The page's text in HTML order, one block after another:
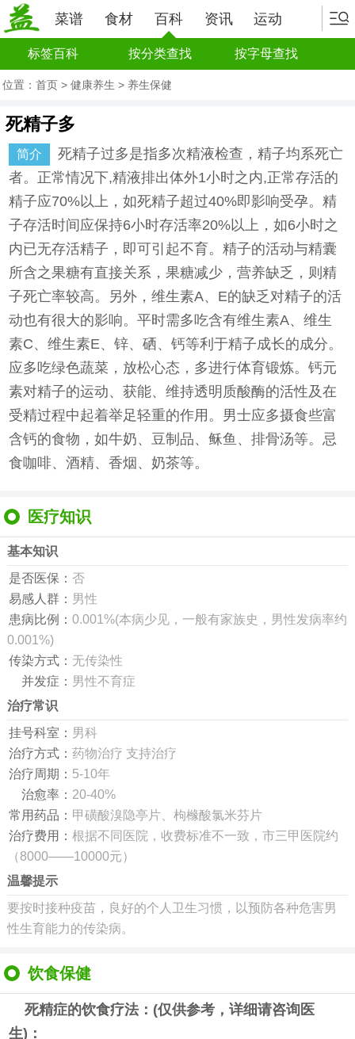
菜谱 食材 百科 资讯 运动
标签百科 按分类查找 按字母查找
位置： 首页 > 健康养生 > 养生保健
死精子多
简介
死精子过多是指多次精液检查，精子均系死亡
者。正常情况下,精液排出体外1小时之内,正常存活的
精子应70%以上，如死精子超过40%即影响受孕。精
子存活时间应保持6小时存活率20%以上，如6小时之
内已无存活精子，即可引起不育。精子的活动与精囊
所含之果糖有直接关系，果糖减少，营养缺乏，则精
子死亡率较高。另外，维生素A、E的缺乏对精子的活
动也有很大的影响。平时需多吃含有维生素A、维生
素C、维生素E、锌、硒、钙等利于精子成长的成分。
应多吃绿色蔬菜，放松心态，多进行体育锻炼。钙元
素对精子的运动、获能、维持透明质酸酶的活性及在
受精过程中起着举足轻重的作用。男士应多摄食些富
含钙的食物，如牛奶、豆制品、稣鱼、排骨汤等。忌
食咖啡、酒精、香烟、奶茶等。
医疗知识
基本知识
是否医保： 否
易感人群： 男性
患病比例： 0.001%(本病少见，一般有家族史，男性发病率约
0.001%)
传染方式： 无传染性
并发症： 男性不育症
治疗常识
挂号科室： 男科
治疗方式： 药物治疗 支持治疗
治疗周期： 5-10年
治愈率： 20-40%
常用药品： 甲磺酸溴隐亭片、枸橼酸氯米芬片
治疗费用： 根据不同医院，收费标准不一致，市三甲医院约
（8000——10000元）
温馨提示
要按时接种疫苗，良好的个人卫生习惯，以预防各种危害男
性生育能力的传染病。
饮食保健
死精症的饮食疗法：(仅供参考，详细请咨询医
生)：